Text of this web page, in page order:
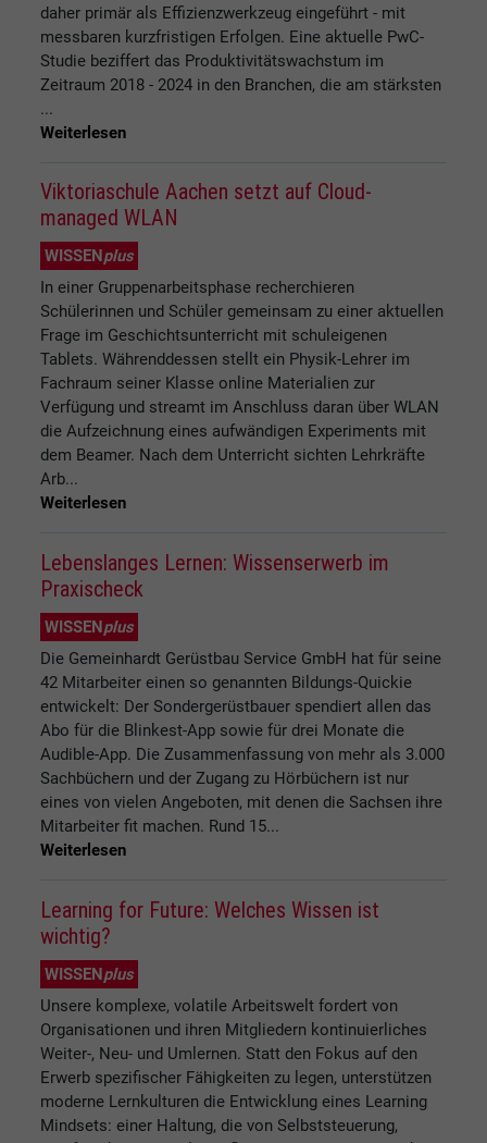
daher primär als Effizienzwerkzeug eingeführt - mit
messbaren kurzfristigen Erfolgen. Eine aktuelle PwC-
Studie beziffert das Produktivitätswachstum im
Zeitraum 2018 - 2024 in den Branchen, die am stärksten
...
Weiterlesen
Viktoriaschule Aachen setzt auf Cloud-
managed WLAN
WISSEN plus
In einer Gruppenarbeitsphase recherchieren
Schülerinnen und Schüler gemeinsam zu einer aktuellen
Frage im Geschichtsunterricht mit schuleigenen
Tablets. Währenddessen stellt ein Physik-Lehrer im
Fachraum seiner Klasse online Materialien zur
Verfügung und streamt im Anschluss daran über WLAN
die Aufzeichnung eines aufwändigen Experiments mit
dem Beamer. Nach dem Unterricht sichten Lehrkräfte
Arb...
Weiterlesen
Lebenslanges Lernen: Wissenserwerb im
Praxischeck
WISSENplus
Die Gemeinhardt Gerüstbau Service GmbH hat für seine
42 Mitarbeiter einen so genannten Bildungs-Quickie
entwickelt: Der Sondergerüstbauer spendiert allen das
Abo für die Blinkest-App sowie für drei Monate die
Audible-App. Die Zusammenfassung von mehr als 3.000
Sachbüchern und der Zugang zu Hörbüchern ist nur
eines von vielen Angeboten, mit denen die Sachsen ihre
Mitarbeiter fit machen. Rund 15...
Weiterlesen
Learning for Future: Welches Wissen ist
wichtig?
WISSENplus
Unsere komplexe, volatile Arbeitswelt fordert von
Organisationen und ihren Mitgliedern kontinuierliches
Weiter-, Neu- und Umlernen. Statt den Fokus auf den
Erwerb spezifischer Fähigkeiten zu legen, unterstützen
moderne Lernkulturen die Entwicklung eines Learning
Mindsets: einer Haltung, die von Selbststeuerung,